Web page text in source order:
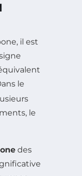
il est
le
le
des